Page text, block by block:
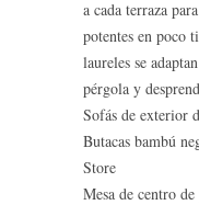
a cada terraza
potentes en poco
laureles se
pérgola y
Sofás de exterior
Butacas bambú
Store
Mesa de centro